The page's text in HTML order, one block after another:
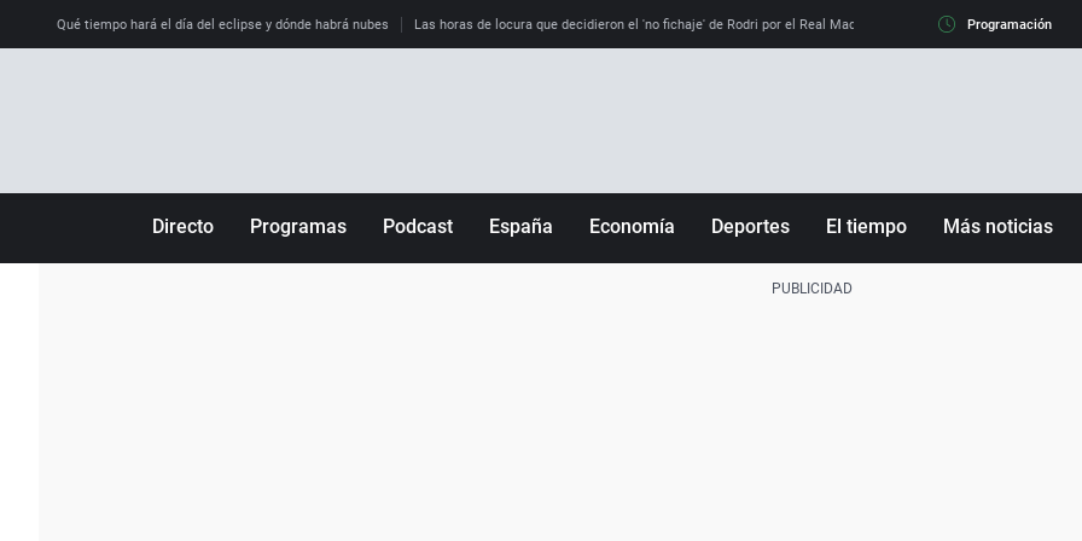
Qué tiempo hará el día del eclipse y dónde habrá nubes Las horas de locura que decidieron el 'no fichaje' de Rodri por el Real Madrid y su 'sí' al Barça La llamada
Programación
Directo Programas Podcast España Economía Deportes El tiempo Más noticias